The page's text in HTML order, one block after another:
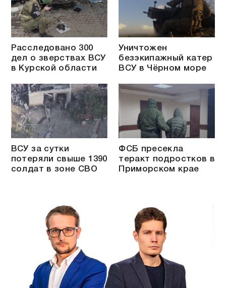
Расследовано 300
дел о зверствах ВСУ
в Курской области
Уничтожен
безэкипажный катер
ВСУ в Чёрном море
ВСУ за сутки
потеряли свыше 1390
солдат в зоне СВО
ФСБ пресекла
теракт подростков в
Приморском крае